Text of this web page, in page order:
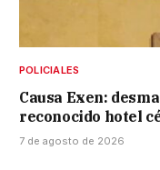
POLICIALES
Causa Exen:
reconocido hotel
7 de agosto de 2026